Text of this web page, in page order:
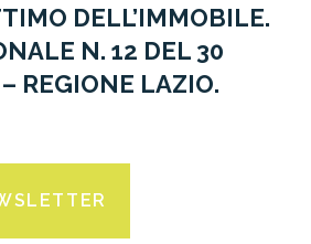
DELL’IMMOBILE.
N. 12 DEL 30
REGIONE LAZIO.